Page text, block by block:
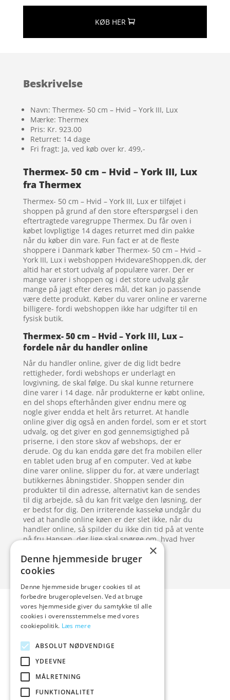
KØB HER
Beskrivelse
Navn: Thermex- 50 cm – Hvid – York III, Lux
Mærke: Thermex
Pris: Kr. 923.00
Returret: 14 dage
Fri fragt: Ja, ved køb over kr. 499,-
Thermex- 50 cm – Hvid – York III, Lux
fra Thermex
Thermex- 50 cm – Hvid – York III, Lux er tilføjet i
shoppen på grund af den store efterspørgsel i den
eftertragtede varegruppe Thermex. Du får oven i
købet lovpligtige 14 dages returret med din pakke
når du køber din vare. Fun fact er at de fleste
shoppere i Danmark køber Thermex- 50 cm – Hvid –
York III, Lux i webshoppen HvidevareShoppen.dk, der
altid har et stort udvalg af populære varer. Der er
mange varer i shoppen og i det store udvalg går
mange på jagt efter deres mål, det kan jo passende
være dette produkt. Køber du varer online er varerne
billigere- fordi webshoppen ikke har udgifter til en
fysisk butik.
Thermex- 50 cm – Hvid – York III, Lux –
fordele når du handler online
Når du handler online, giver de dig lidt bedre
rettigheder, fordi webshops er underlagt en
lovgivning, de skal følge. Du skal kunne returnere
dine varer i 14 dage. når produkterne er købt online,
en del shops efterhånden giver endnu mere og
nogle giver endda et helt års returret. At handle
online giver dig også en anden fordel, som er et stort
udvalg, og det giver en god gennemsigtighed på
priserne, i den store skov af webshops, der er
derude. Og du kan endda gøre det fra mobilen eller
en tablet uden brug af en computer. Ved at købe
dine varer online, slipper du for, at være underlagt
butikkernes åbningstider. Shoppen sender din
produkter til din adresse, alternativt kan de sendes
til dig arbejde, så du kan frit vælge den løsning, der
er bedst for dig. Den irriterende kassekø undgår du
ved at handle online køen er der slet ikke, når du
handler online, så spilder du ikke din tid på at vente
på fru Hansen, der lige skal spørge om, hvad hver
Forside
Varer
Kontakt
Artikler
hvidevaremagasinet
×
Denne hjemmeside bruger
cookies
Denne hjemmeside bruger cookies til at
forbedre brugeroplevelsen. Ved at bruge
vores hjemmeside giver du samtykke til alle
cookies i overensstemmelse med vores
cookiepolitik. Læs mere
ABSOLUT NØDVENDIGE
YDEEVNE
MÅLRETNING
FUNKTIONALITET